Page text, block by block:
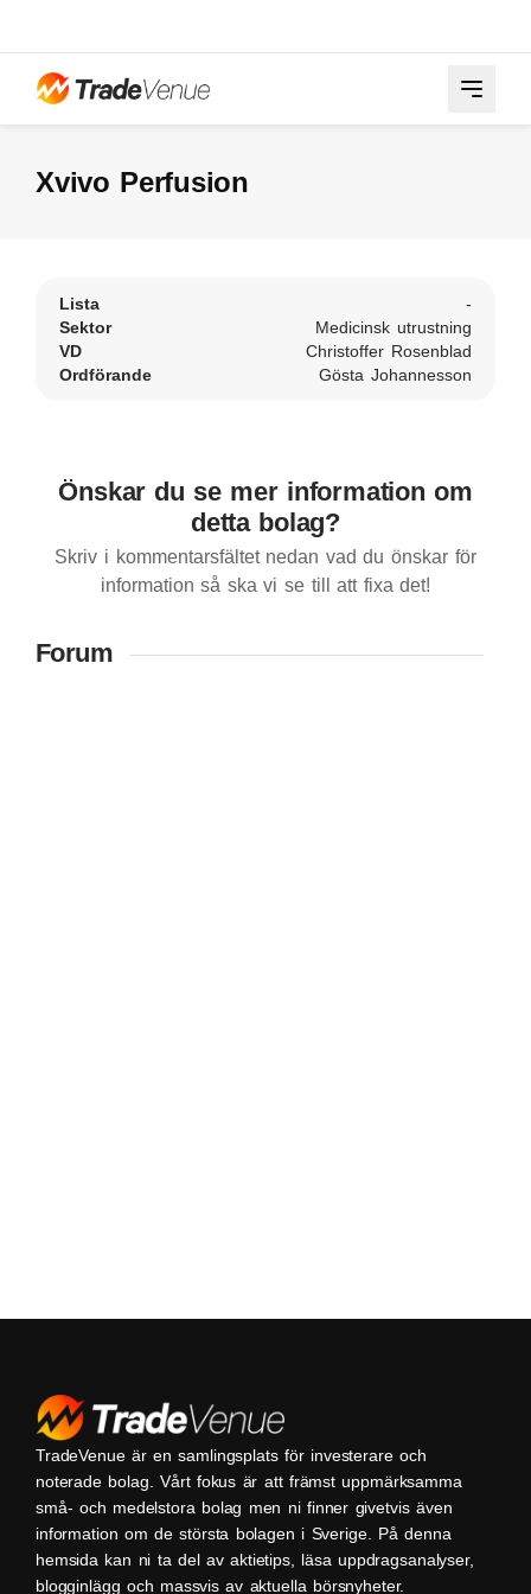
Xvivo Perfusion
Lista
-
Sektor
Medicinsk utrustning
VD
Christoffer Rosenblad
Ordförande
Gösta Johannesson
Önskar du se mer information om
detta bolag?
Skriv i kommentarsfältet nedan vad du önskar för
information så ska vi se till att fixa det!
Forum
TradeVenue är en samlingsplats för investerare och
noterade bolag. Vårt fokus är att främst uppmärksamma
små- och medelstora bolag men ni finner givetvis även
information om de största bolagen i Sverige. På denna
hemsida kan ni ta del av aktietips, läsa uppdragsanalyser,
blogginlägg och massvis av aktuella börsnyheter.